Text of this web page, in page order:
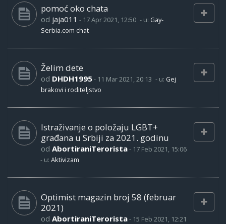
pomoć oko chata
od jaja011 - 17 Apr 2021, 12:50 - u: Gay-
Serbia.com chat
Želim dete
od DHDH1995- 11 Mar 2021, 20:13 - u: Gej
brakovi i roditeljstvo
Istraživanje o položaju LGBT+
građana u Srbiji za 2021. godinu
od AbortiraniTerorista- 17 Feb 2021, 15:06
- u: Aktivizam
Optimist magazin broj 58 (februar
2021)
od AbortiraniTerorista- 15 Feb 2021, 12:21